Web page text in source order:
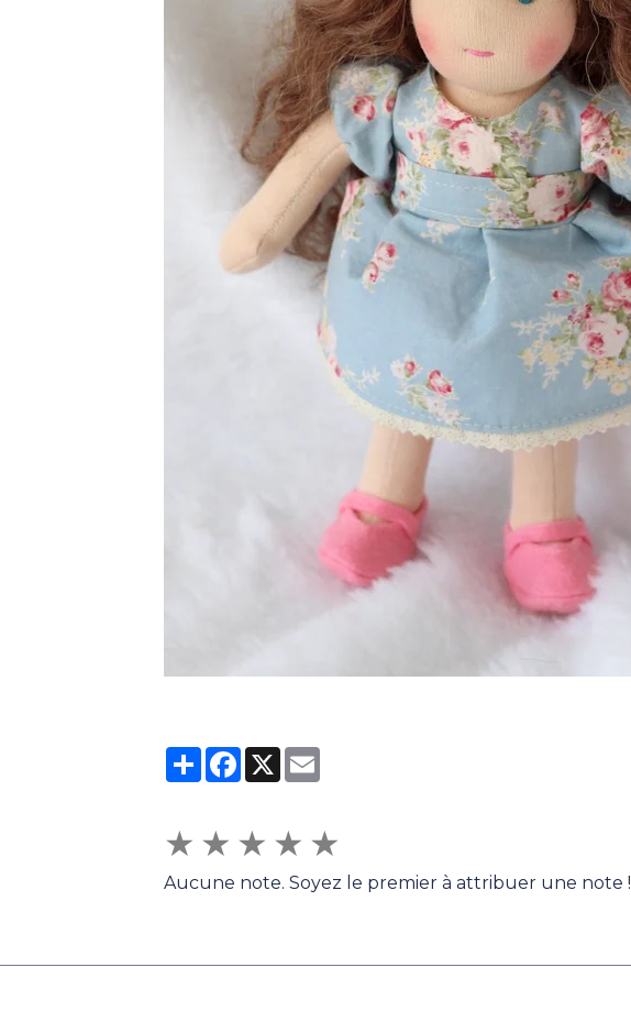
PartagerFacebook
X
★ ★ ★ ★ ★
Aucune note. Soyez le premier à attribuer une note !